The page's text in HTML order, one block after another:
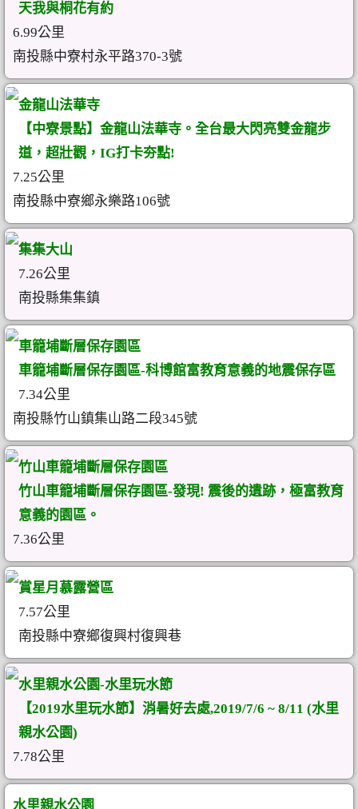
天我與桐花有約
6.99公里
南投縣中寮村永平路370-3號
金龍山法華寺
【中寮景點】金龍山法華寺。全台最大閃亮雙金龍步
道，超壯觀，IG打卡夯點!
7.25公里
南投縣中寮鄉永樂路106號
集集大山
7.26公里
南投縣集集鎮
車籠埔斷層保存園區
車籠埔斷層保存園區-科博館富教育意義的地震保存區
7.34公里
南投縣竹山鎮集山路二段345號
竹山車籠埔斷層保存園區
竹山車籠埔斷層保存園區-發現! 震後的遺跡，極富教育
意義的園區。
7.36公里
賞星月慕露營區
7.57公里
南投縣中寮鄉復興村復興巷
水里親水公園-水里玩水節
【2019水里玩水節】消暑好去處,2019/7/6 ~ 8/11 (水里
親水公園)
7.78公里
水里親水公園